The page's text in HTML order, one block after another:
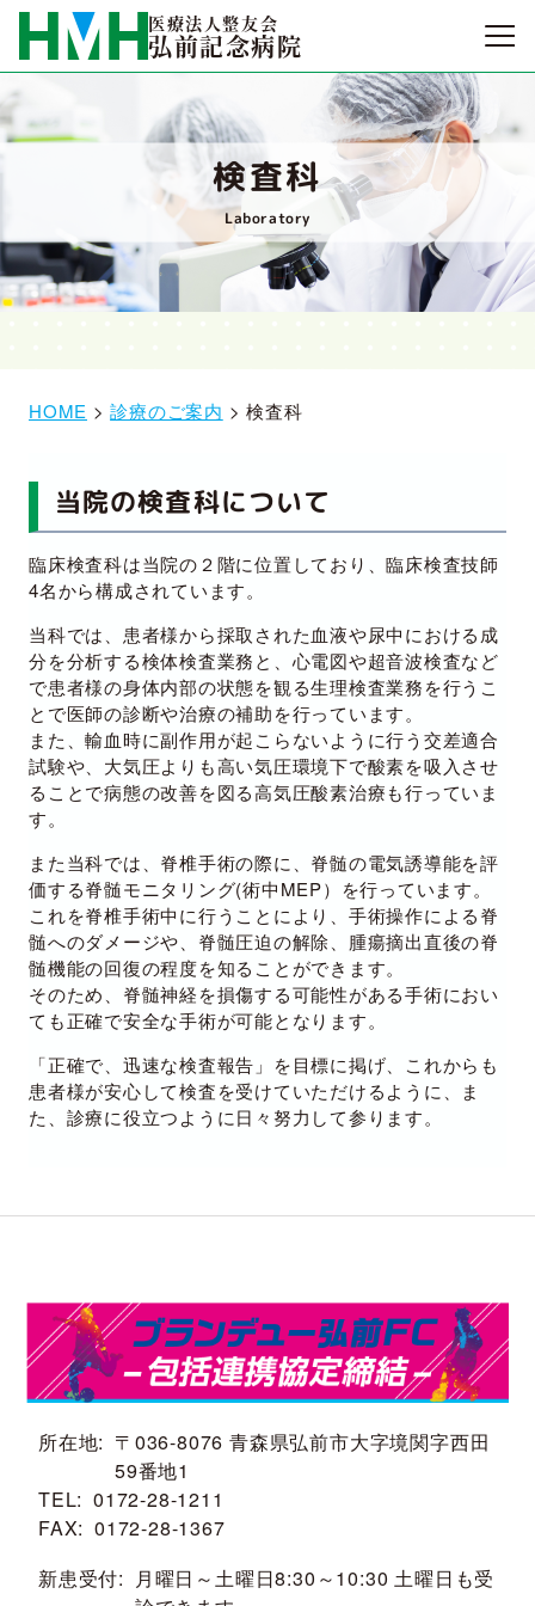
医療法人整友会
弘前記念病院
検査科
Laboratory
HOME >診療のご案内 > 検査科
当院の検査科について
臨床検査科は当院の２階に位置しており、臨床検査技師
4名から構成されています。
当科では、患者様から採取された血液や尿中における成
分を分析する検体検査業務と、心電図や超音波検査など
で患者様の身体内部の状態を観る生理検査業務を行うこ
とで医師の診断や治療の補助を行っています。
また、輸血時に副作用が起こらないように行う交差適合
試験や、大気圧よりも高い気圧環境下で酸素を吸入させ
ることで病態の改善を図る高気圧酸素治療も行っていま
す。
また当科では、脊椎手術の際に、脊髄の電気誘導能を評
価する脊髄モニタリング(術中MEP）を行っています。
これを脊椎手術中に行うことにより、手術操作による脊
髄へのダメージや、脊髄圧迫の解除、腫瘍摘出直後の脊
髄機能の回復の程度を知ることができます。
そのため、脊髄神経を損傷する可能性がある手術におい
ても正確で安全な手術が可能となります。
「正確で、迅速な検査報告」を目標に掲げ、これからも
患者様が安心して検査を受けていただけるように、ま
た、診療に役立つように日々努力して参ります。
所在地
〒036-8076 青森県弘前市大字境関字西田
59番地1
TEL
0172-28-1211
FAX
0172-28-1367
新患受付
月曜日～土曜日8:30～10:30 土曜日も受